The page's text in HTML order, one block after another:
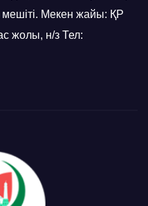
Мекен жайы: ҚР
жолы, н/з Тел: